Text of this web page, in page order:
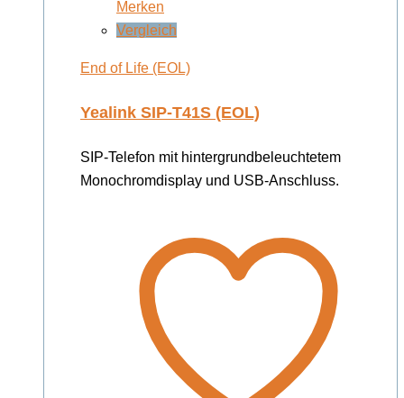
Merken
Vergleich
End of Life (EOL)
Yealink SIP-T41S (EOL)
SIP-Telefon mit hintergrundbeleuchtetem
Monochromdisplay und USB-Anschluss.